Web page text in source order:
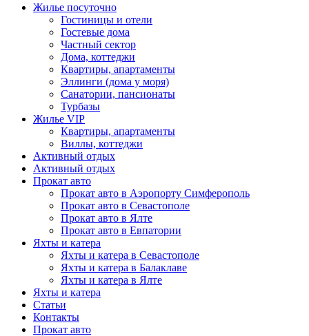
Жилье посуточно
Гостиницы и отели
Гостевые дома
Частный сектор
Дома, коттеджи
Квартиры, апартаменты
Эллинги (дома у моря)
Санатории, пансионаты
Турбазы
Жилье VIP
Квартиры, апартаменты
Виллы, коттеджи
Активный отдых
Активный отдых
Прокат авто
Прокат авто в Аэропорту Симферополь
Прокат авто в Севастополе
Прокат авто в Ялте
Прокат авто в Евпатории
Яхты и катера
Яхты и катера в Севастополе
Яхты и катера в Балаклаве
Яхты и катера в Ялте
Яхты и катера
Статьи
Контакты
Прокат авто